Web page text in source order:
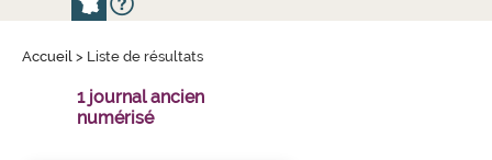
Accueil > Liste de résultats
1 journal ancien
numérisé